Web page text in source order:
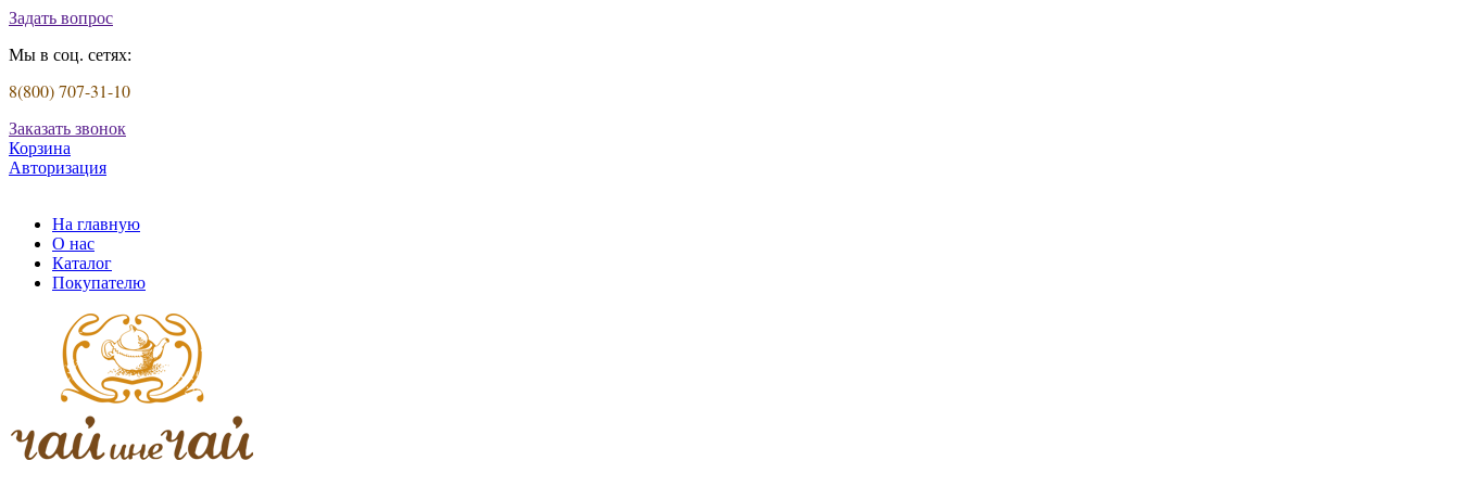
Задать вопрос
Мы в соц. сетях:
8(800) 707-31-10
Заказать звонок
Корзина
Авторизация
На главную
О нас
Каталог
Покупателю